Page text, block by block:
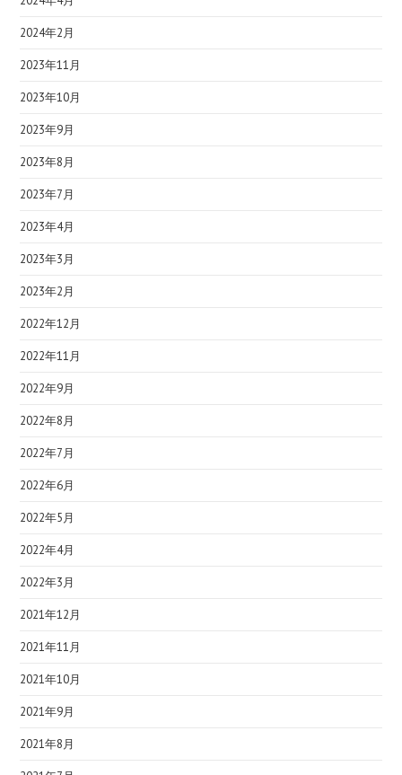
2024年2月
2023年11月
2023年10月
2023年9月
2023年8月
2023年7月
2023年4月
2023年3月
2023年2月
2022年12月
2022年11月
2022年9月
2022年8月
2022年7月
2022年6月
2022年5月
2022年4月
2022年3月
2021年12月
2021年11月
2021年10月
2021年9月
2021年8月